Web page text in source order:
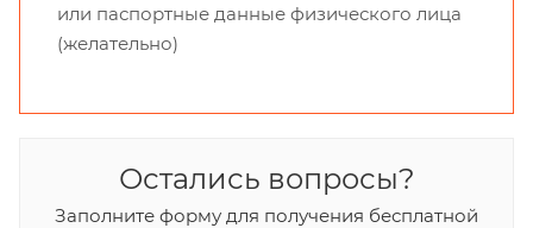
или паспортные данные физического лица
(желательно)
Остались вопросы?
Заполните форму для получения бесплатной